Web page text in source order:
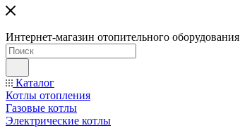
Интернет-магазин отопительного оборудования
Каталог
Котлы отопления
Газовые котлы
Электрические котлы